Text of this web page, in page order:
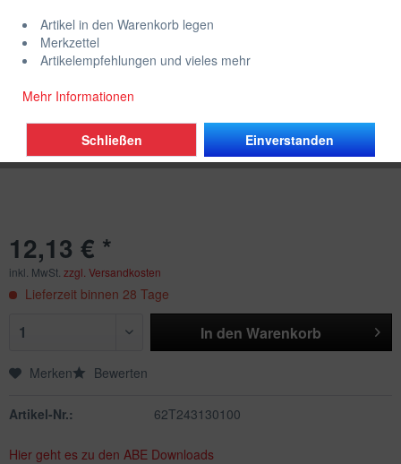
12,13 € *
inkl. MwSt. zzgl. Versandkosten
Lieferzeit binnen 28 Tage
In den Warenkorb
Merken Bewerten
Artikel-Nr.: 62T243130100
Hier geht es zu den ABE Downloads
Artikel in den Warenkorb legen
Merkzettel
Artikelempfehlungen und vieles mehr
Mehr Informationen
Einverstanden
Schließen